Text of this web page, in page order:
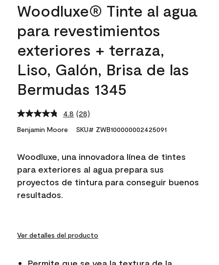
Woodluxe® Tinte al agua
para revestimientos
exteriores + terraza,
Liso, Galón, Brisa de las
Bermudas 1345
4.8 Read
Reviews.
link.
(28)
Benjamin Moore SKU# ZWB100000002425091
Woodluxe, una innovadora línea de tintes
para exteriores al agua prepara sus
proyectos de tintura para conseguir buenos
resultados.
Ver detalles del producto